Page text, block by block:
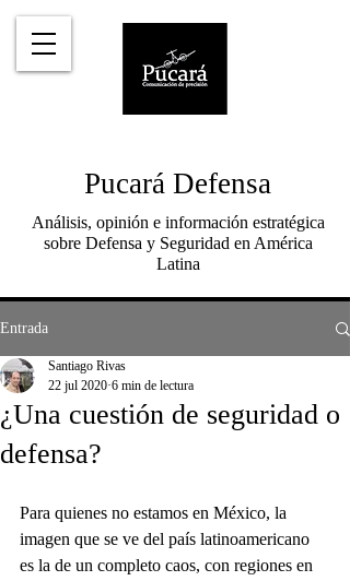
Pucará Defensa
Análisis, opinión e información estratégica
sobre Defensa y Seguridad en América
Latina
Entrada
¿Una cuestión de seguridad o
defensa?
Santiago Rivas
22 jul 2020 6 min de lectura
Para quienes no estamos en México, la
imagen que se ve del país latinoamericano
es la de un completo caos, con regiones en